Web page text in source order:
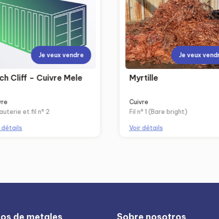
Je veux vendre
Cliff – Cuivre Mele
et fil n° 2
détails
Je veux
Myrtille
Cuivre
Fil n° 1 (Bare bright)
Voir détails